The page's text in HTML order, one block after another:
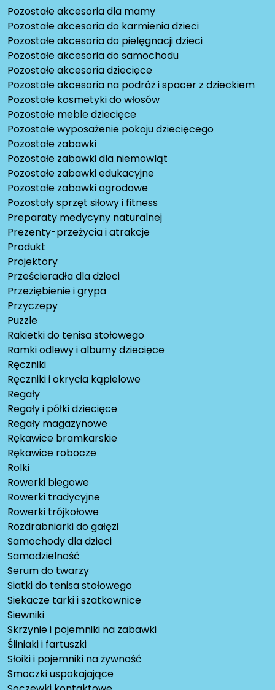
Pozostałe akcesoria dla mamy
Pozostałe akcesoria do karmienia dzieci
Pozostałe akcesoria do pielęgnacji dzieci
Pozostałe akcesoria do samochodu
Pozostałe akcesoria dziecięce
Pozostałe akcesoria na podróż i spacer z dzieckiem
Pozostałe kosmetyki do włosów
Pozostałe meble dziecięce
Pozostałe wyposażenie pokoju dziecięcego
Pozostałe zabawki
Pozostałe zabawki dla niemowląt
Pozostałe zabawki edukacyjne
Pozostałe zabawki ogrodowe
Pozostały sprzęt siłowy i fitness
Preparaty medycyny naturalnej
Prezenty-przeżycia i atrakcje
Produkt
Projektory
Prześcieradła dla dzieci
Przeziębienie i grypa
Przyczepy
Puzzle
Rakietki do tenisa stołowego
Ramki odlewy i albumy dziecięce
Ręczniki
Ręczniki i okrycia kąpielowe
Regały
Regały i półki dziecięce
Regały magazynowe
Rękawice bramkarskie
Rękawice robocze
Rolki
Rowerki biegowe
Rowerki tradycyjne
Rowerki trójkołowe
Rozdrabniarki do gałęzi
Samochody dla dzieci
Samodzielność
Serum do twarzy
Siatki do tenisa stołowego
Siekacze tarki i szatkownice
Siewniki
Skrzynie i pojemniki na zabawki
Śliniaki i fartuszki
Słoiki i pojemniki na żywność
Smoczki uspokajające